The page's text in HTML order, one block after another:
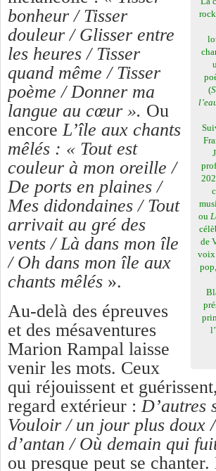
(
ou
de
voix
bonheur / Tisser
douleur / Glisser entre
les heures / Tisser
quand même / Tisser
poème / Donner ma
langue au cœur ». Ou
encore L’île aux chants
mêlés : « Tout est
couleur à mon oreille /
De ports en plaines /
Mes didondaines / Tout
arrivait au gré des
vents / Là dans mon île
/ Oh dans mon île aux
chants mêlés ».
Au-delà des épreuves
et des mésaventures
Marion Rampal laisse
venir les mots. Ceux
qui réjouissent et
regard extérieur : D’autres
Vouloir / un jour plus doux
d’antan / Où demain qui
ou presque peut se